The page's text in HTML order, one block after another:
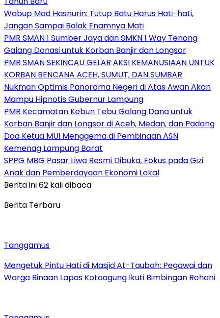
Wabup Mad Hasnurin: Tutup Batu Harus Hati-hati,
Jangan Sampai Balak Enamnya Mati
PMR SMAN 1 Sumber Jaya dan SMKN 1 Way Tenong
Galang Donasi untuk Korban Banjir dan Longsor
PMR SMAN SEKINCAU GELAR AKSI KEMANUSIAAN UNTUK
KORBAN BENCANA ACEH, SUMUT, DAN SUMBAR
Nukman Optimis Panorama Negeri di Atas Awan Akan
Mampu Hipnotis Gubernur Lampung
PMR Kecamatan Kebun Tebu Galang Dana untuk
Korban Banjir dan Longsor di Aceh, Medan, dan Padang
Doa Ketua MUI Menggema di Pembinaan ASN
Kemenag Lampung Barat
SPPG MBG Pasar Liwa Resmi Dibuka, Fokus pada Gizi
Anak dan Pemberdayaan Ekonomi Lokal
Berita ini 62 kali dibaca
Berita Terbaru
Tanggamus
Mengetuk Pintu Hati di Masjid At-Taubah: Pegawai dan
Warga Binaan Lapas Kotaagung Ikuti Bimbingan Rohani